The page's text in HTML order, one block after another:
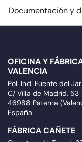
Documentación y
OFICINA Y
VALENCIA
Pol. Ind. Fuente del
C/ Villa de Madrid, 53
46988 Paterna
España
FÁBRICA CAÑETE